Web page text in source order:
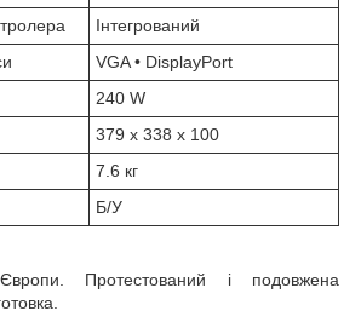
Інтегрований
VGA • DisplayPort
240 W
379 x 338 x 100
7.6 кг
Б/У
Протестований і подовжена